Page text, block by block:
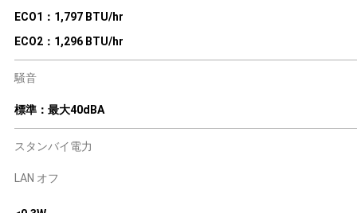
ECO1：1,797 BTU/hr
ECO2：1,296 BTU/hr
騒音
標準：最大40dBA
スタンバイ電力
LAN オフ